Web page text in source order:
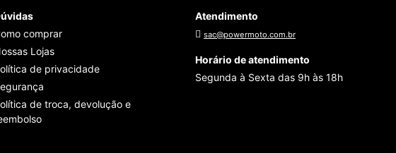
comprar
Lojas
de privacidade
de troca, devolução e
Atendimento
sac@powermoto.com.br
Horário de atendimento
Segunda à Sexta das 9h às 18h